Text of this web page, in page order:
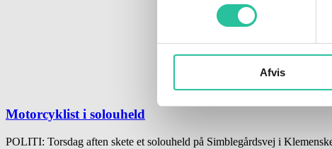
Afvis
Motorcyklist i solouheld
POLITI: Torsdag aften skete et solouheld på Simblegårdsvej i